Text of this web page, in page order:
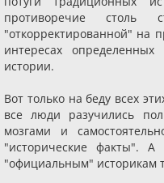
противоречие столь
"откорректированной" на
интересах
истории.
Вот только на беду всех
все люди разучились
мозгами и
"исторические факты".
"официальным" историкам